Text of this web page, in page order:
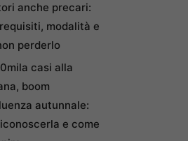
anche precari:
modalità e
perderlo
casi alla
boom
autunnale:
e come